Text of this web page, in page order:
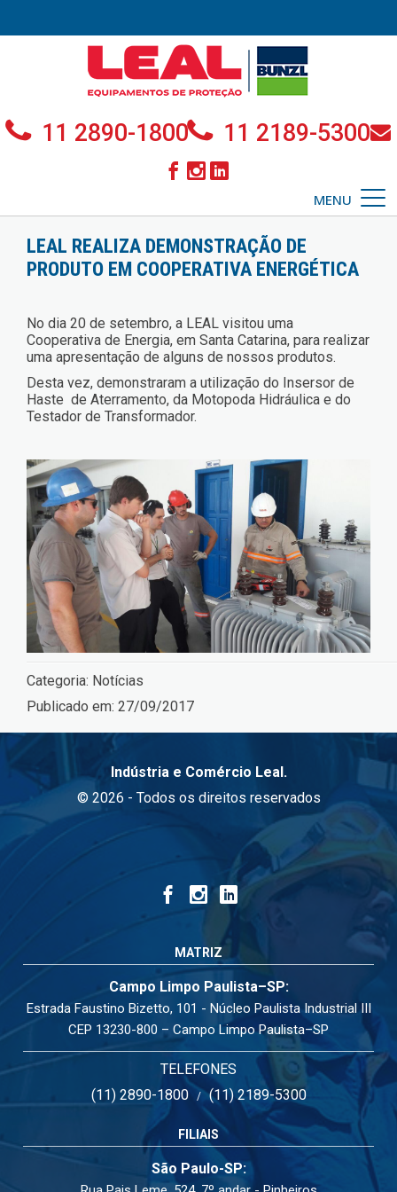
11 2890-1800 11 2189-5300
MENU
LEAL REALIZA DEMONSTRAÇÃO DE
PRODUTO EM COOPERATIVA ENERGÉTICA
No dia 20 de setembro, a LEAL visitou uma
Cooperativa de Energia, em Santa Catarina, para realizar
uma apresentação de alguns de nossos produtos.
Desta vez, demonstraram a utilização do Insersor de
Haste de Aterramento, da Motopoda Hidráulica e do
Testador de Transformador.
Categoria: Notícias
Publicado em: 27/09/2017
Indústria e Comércio Leal.
© 2026 - Todos os direitos reservados
MATRIZ
Campo Limpo Paulista–SP:
Estrada Faustino Bizetto, 101 - Núcleo Paulista Industrial III
CEP 13230-800 – Campo Limpo Paulista–SP
TELEFONES
(11) 2890-1800/(11) 2189-5300
FILIAIS
São Paulo-SP: